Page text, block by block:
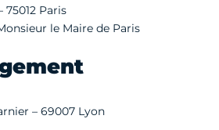
75012 Paris
le Maire de Paris
– 69007 Lyon